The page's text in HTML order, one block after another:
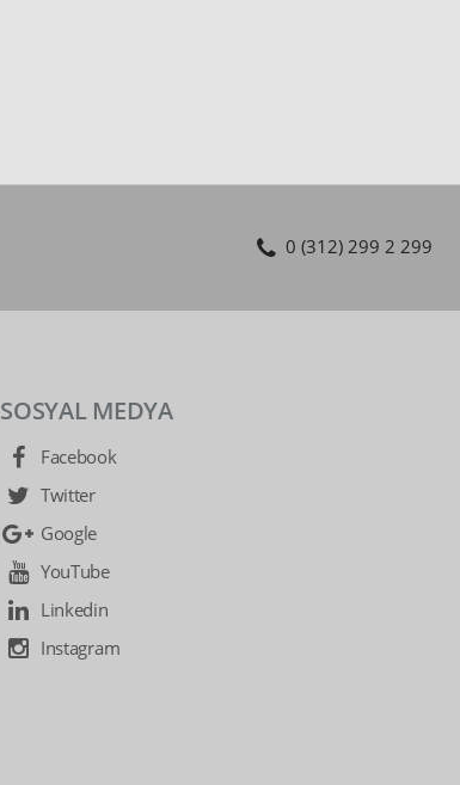
0 (312) 299 2 299
SOSYAL MEDYA
Facebook
Twitter
Google
YouTube
Linkedin
Instagram